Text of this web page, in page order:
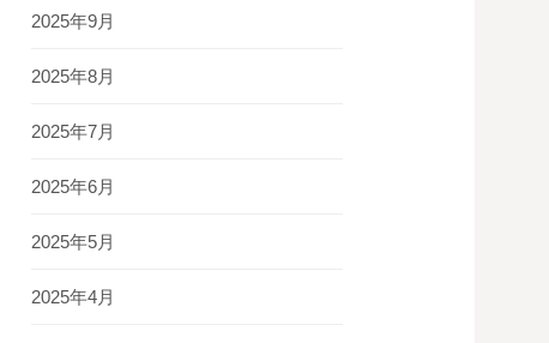
2025年9月
2025年8月
2025年7月
2025年6月
2025年5月
2025年4月